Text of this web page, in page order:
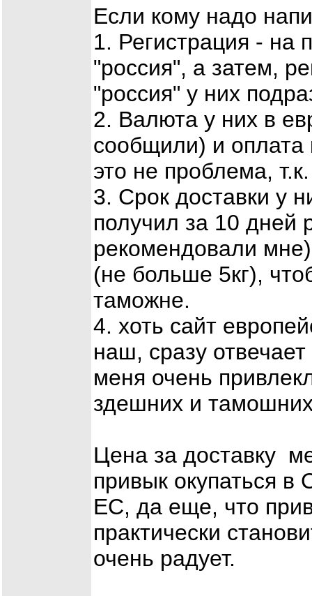
Если кому надо
1. Регистрация - на
"россия", а затем,
"россия" у них
2. Валюта у них в
сообщили) и оплата
это не проблема,
3. Срок доставки у
получил за 10 дней
рекомендовали
(не больше 5кг),
таможне.
4. хоть сайт
наш, сразу
меня очень
здешних и
Цена за доставку
привык окупаться
ЕС, да еще, что
практически
очень радует.